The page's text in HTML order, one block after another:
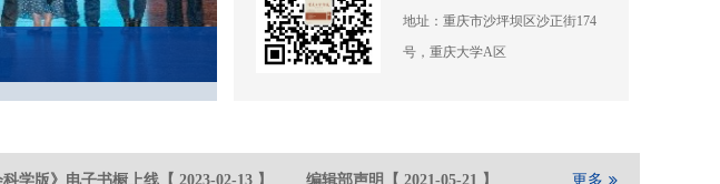
地址：重庆市沙坪坝区沙正街174
号，重庆大学A区
学版》电子书橱上线【 2023-02-13】 编辑部声明【 2021-05-21】 重庆大学期刊社在全国高校
更多